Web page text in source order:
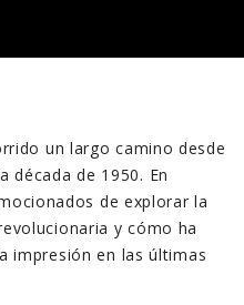
un largo camino desde
década de 1950. En
de explorar la
y cómo ha
impresión en las últimas